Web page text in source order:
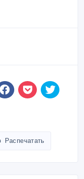
Распечатать